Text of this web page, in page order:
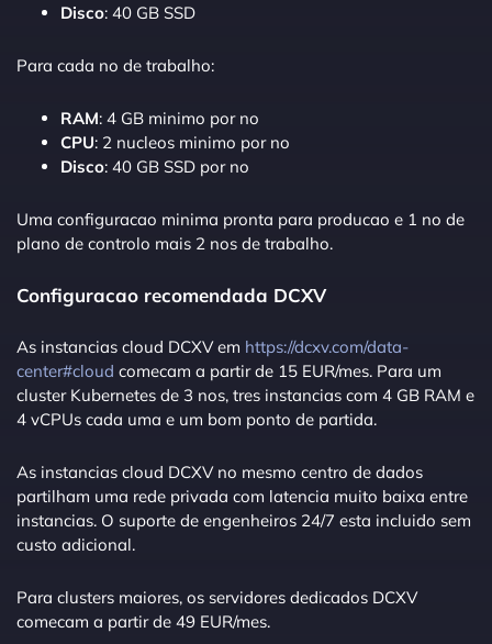
Disco: 40 GB SSD
Para cada no de trabalho:
RAM: 4 GB minimo por no
CPU: 2 nucleos minimo por no
Disco: 40 GB SSD por no
Uma configuracao minima pronta para producao e 1 no de
plano de controlo mais 2 nos de trabalho.
Configuracao recomendada DCXV
As instancias cloud DCXV em https://dcxv.com/data-
center#cloud comecam a partir de 15 EUR/mes. Para um
cluster Kubernetes de 3 nos, tres instancias com 4 GB RAM e
4 vCPUs cada uma e um bom ponto de partida.
As instancias cloud DCXV no mesmo centro de dados
partilham uma rede privada com latencia muito baixa entre
instancias. O suporte de engenheiros 24/7 esta incluido sem
custo adicional.
Para clusters maiores, os servidores dedicados DCXV
comecam a partir de 49 EUR/mes.